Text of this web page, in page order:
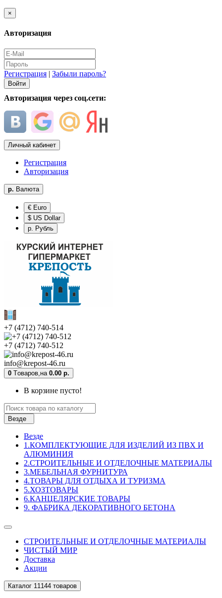
×
Авторизация
Регистрация | Забыли пароль?
Авторизация через соц.сети:
Личный кабинет
Регистрация
Авторизация
р. Валюта
€ Euro
$ US Dollar
р. Рубль
+7 (4712) 740-514
+7 (4712) 740-512
info@krepost-46.ru
0 Tоваров, на 0.00 р.
В корзине пусто!
Везде
Везде
1.КОМПЛЕКТУЮЩИЕ ДЛЯ ИЗДЕЛИЙ ИЗ ПВХ И
АЛЮМИНИЯ
2.СТРОИТЕЛЬНЫЕ И ОТДЕЛОЧНЫЕ МАТЕРИАЛЫ
3.МЕБЕЛЬНАЯ ФУРНИТУРА
4.ТОВАРЫ ДЛЯ ОТДЫХА И ТУРИЗМА
5.ХОЗТОВАРЫ
6.КАНЦЕЛЯРСКИЕ ТОВАРЫ
9. ФАБРИКА ДЕКОРАТИВНОГО БЕТОНА
СТРОИТЕЛЬНЫЕ И ОТДЕЛОЧНЫЕ МАТЕРИАЛЫ
ЧИСТЫЙ МИР
Доставка
Акции
Каталог 11144 товаров